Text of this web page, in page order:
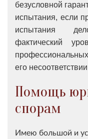
безусловной
испытания, если
испытания
фактический
его
Помощь
спорам
Имею большой и